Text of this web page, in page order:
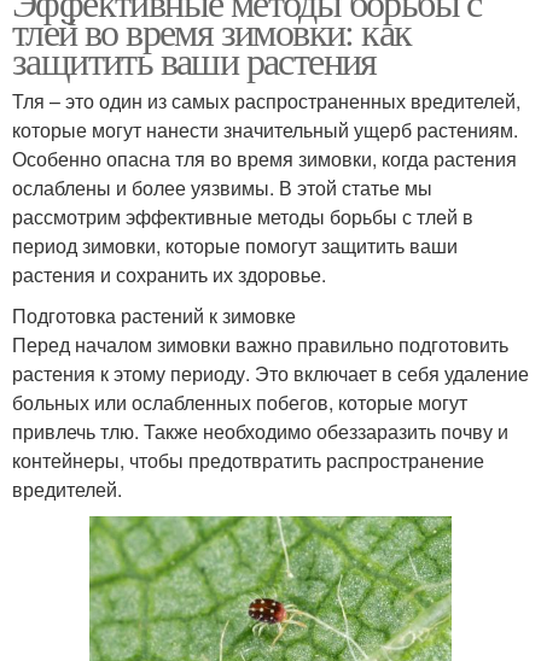
тлей во время зимовки: как
защитить ваши растения
Тля – это один из самых распространенных вредителей,
которые могут нанести значительный ущерб растениям.
Особенно опасна тля во время зимовки, когда растения
ослаблены и более уязвимы. В этой статье мы
рассмотрим эффективные методы борьбы с тлей в
период зимовки, которые помогут защитить ваши
растения и сохранить их здоровье.
Подготовка растений к зимовке
Перед началом зимовки важно правильно подготовить
растения к этому периоду. Это включает в себя удаление
больных или ослабленных побегов, которые могут
привлечь тлю. Также необходимо обеззаразить почву и
контейнеры, чтобы предотвратить распространение
вредителей.